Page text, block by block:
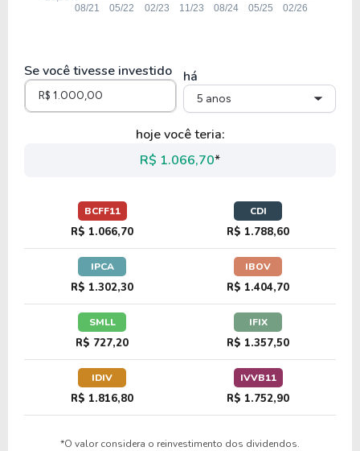
Se você tivesse investido há
5 anos
hoje você teria:
R$ 1.066,70*
BCFF11
R$ 1.066,70
CDI
R$ 1.788,60
IPCA
R$ 1.302,30
IBOV
R$ 1.404,70
SMLL
R$ 727,20
IFIX
R$ 1.357,50
IDIV
R$ 1.816,80
IVVB11
R$ 1.752,90
*O valor considera o reinvestimento dos dividendos.